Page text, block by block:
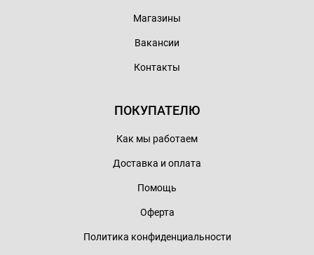
Магазины
Вакансии
Контакты
ПОКУПАТЕЛЮ
Как мы работаем
Доставка и оплата
Помощь
Оферта
Политика конфиденциальности